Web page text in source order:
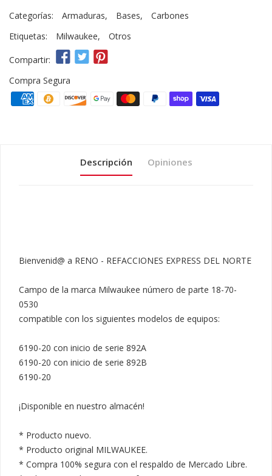
Categorías: Armaduras, Bases,
Carbones
Etiquetas:
Milwaukee, Otros
Compartir:
Compra Segura
Descripción Opiniones
Bienvenid@ a RENO - REFACCIONES EXPRESS DEL NORTE
Campo de la marca Milwaukee número de parte 18-70-
0530
compatible con los siguientes modelos de equipos:
6190-20 con inicio de serie 892A
6190-20 con inicio de serie 892B
6190-20
¡Disponible en nuestro almacén!
* Producto nuevo.
* Producto original MILWAUKEE.
* Compra 100% segura con el respaldo de Mercado Libre.